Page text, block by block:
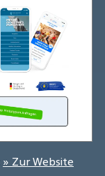
» Zur Website